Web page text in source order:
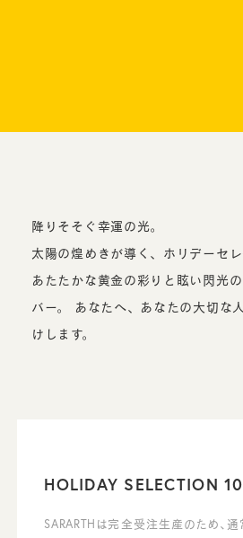
降りそそぐ幸運の光。
太陽の煌めきが導く、ホリデーセレ
あたたかな黄金の彩りと眩い閃光
バー。
あなたへ、あなたの大切な
けします。
HOLIDAY SELECTION
SARARTHは完全受注生産のため、